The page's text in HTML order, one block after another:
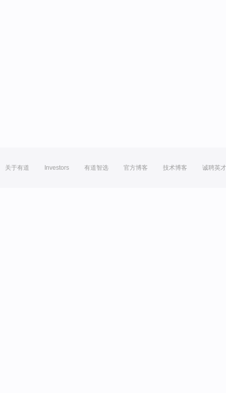
关于有道 Investors 有道智选 官方博客 技术博客 诚聘英才